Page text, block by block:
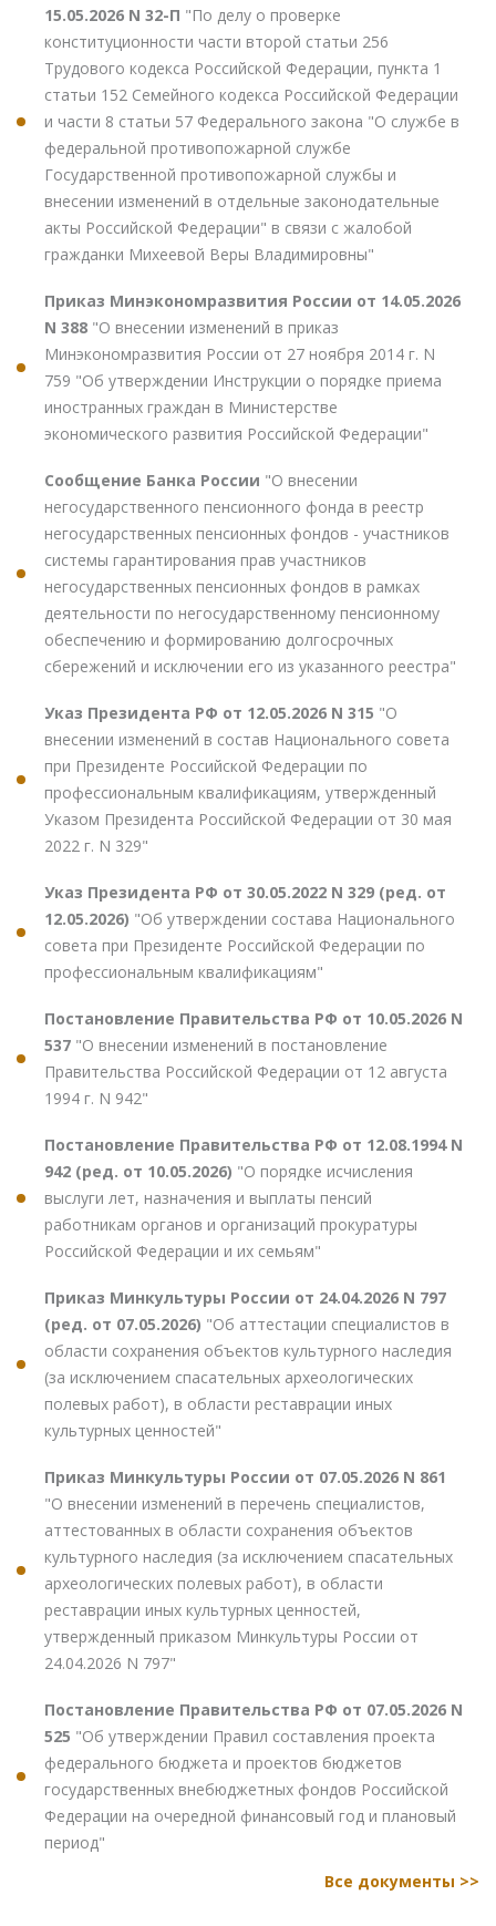
15.05.2026 N 32-П "По делу о проверке
конституционности части второй статьи 256
Трудового кодекса Российской Федерации, пункта 1
статьи 152 Семейного кодекса Российской Федерации
и части 8 статьи 57 Федерального закона "О службе в
федеральной противопожарной службе
Государственной противопожарной службы и
внесении изменений в отдельные законодательные
акты Российской Федерации" в связи с жалобой
гражданки Михеевой Веры Владимировны"
Приказ Минэкономразвития России от 14.05.2026
N 388 "О внесении изменений в приказ
Минэкономразвития России от 27 ноября 2014 г. N
759 "Об утверждении Инструкции о порядке приема
иностранных граждан в Министерстве
экономического развития Российской Федерации"
Сообщение Банка России "О внесении
негосударственного пенсионного фонда в реестр
негосударственных пенсионных фондов - участников
системы гарантирования прав участников
негосударственных пенсионных фондов в рамках
деятельности по негосударственному пенсионному
обеспечению и формированию долгосрочных
сбережений и исключении его из указанного реестра"
Указ Президента РФ от 12.05.2026 N 315 "О
внесении изменений в состав Национального совета
при Президенте Российской Федерации по
профессиональным квалификациям, утвержденный
Указом Президента Российской Федерации от 30 мая
2022 г. N 329"
Указ Президента РФ от 30.05.2022 N 329 (ред. от
12.05.2026) "Об утверждении состава Национального
совета при Президенте Российской Федерации по
профессиональным квалификациям"
Постановление Правительства РФ от 10.05.2026 N
537 "О внесении изменений в постановление
Правительства Российской Федерации от 12 августа
1994 г. N 942"
Постановление Правительства РФ от 12.08.1994 N
942 (ред. от 10.05.2026) "О порядке исчисления
выслуги лет, назначения и выплаты пенсий
работникам органов и организаций прокуратуры
Российской Федерации и их семьям"
Приказ Минкультуры России от 24.04.2026 N 797
(ред. от 07.05.2026) "Об аттестации специалистов в
области сохранения объектов культурного наследия
(за исключением спасательных археологических
полевых работ), в области реставрации иных
культурных ценностей"
Приказ Минкультуры России от 07.05.2026 N 861
"О внесении изменений в перечень специалистов,
аттестованных в области сохранения объектов
культурного наследия (за исключением спасательных
археологических полевых работ), в области
реставрации иных культурных ценностей,
утвержденный приказом Минкультуры России от
24.04.2026 N 797"
Постановление Правительства РФ от 07.05.2026 N
525 "Об утверждении Правил составления проекта
федерального бюджета и проектов бюджетов
государственных внебюджетных фондов Российской
Федерации на очередной финансовый год и плановый
период"
Все документы >>